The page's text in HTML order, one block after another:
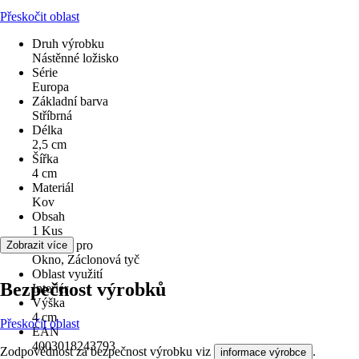
Přeskočit oblast
Druh výrobku
Nástěnné ložisko
Série
Europa
Základní barva
Stříbrná
Délka
2,5 cm
Šířka
4 cm
Materiál
Kov
Obsah
1 Kus
Vhodné pro
Okno, Záclonová tyč
Oblast využití
Interiér
Výška
4 cm
EAN
4003018243793
Zobrazit více
Bezpečnost výrobků
Přeskočit oblast
Zodpovědnost za bezpečnost výrobku viz informace výrobce .